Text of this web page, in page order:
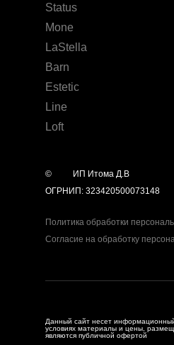
Status
Mone
LaStella
Barn
Estetic
Line
Loft
©
ИП Итома Д.В
ОГРНИП: 323420500073148
Политика обработки
Согласие на обработку
Данный сайт несет
условиях материалы и цены,
являются публичной офертой